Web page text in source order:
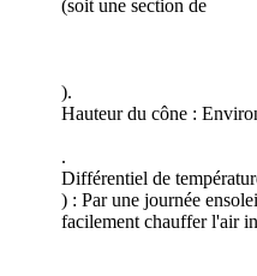
(soit une section de
).
Hauteur du cône :
.
Différentiel de
) : Par une journée
facilement chauffer l'air